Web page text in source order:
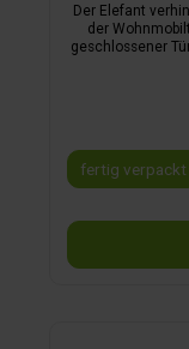
Der Elefant
der
geschlossener
Tür weder
fertig verpackt